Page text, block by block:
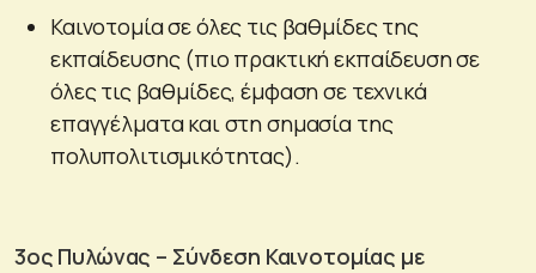
Καινοτομία σε όλες τις βαθμίδες της
εκπαίδευσης (πιο πρακτική εκπαίδευση σε
όλες τις βαθμίδες, έμφαση σε τεχνικά
επαγγέλματα και στη σημασία της
πολυπολιτισμικότητας).
3ος Πυλώνας – Σύνδεση Καινοτομίας με